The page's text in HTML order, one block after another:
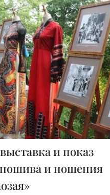
и показ
и ношения